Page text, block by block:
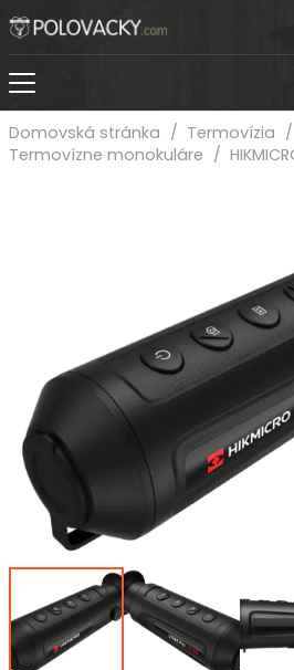
Domovská stránka / Termovízia /
Termovízne monokuláre /